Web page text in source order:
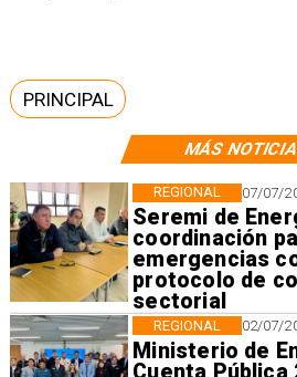
MÁS
07/07/
Seremi de
coordinación
emergencias
protocolo de
sectorial
REGIONAL
02/07/
Ministerio de
Cuenta Pública
REGIONAL
PRINCIPAL